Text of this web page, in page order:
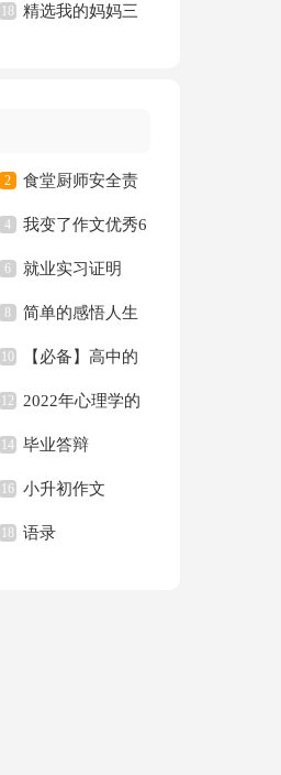
文600字合集8篇
18 精选我的妈妈三
2 食堂厨师安全责
任书
4 我变了作文优秀6
篇
6 就业实习证明
8 简单的感悟人生
的格言集锦94条
10 【必备】高中的
作文集合八篇
12 2022年心理学的
语录
14 毕业答辩
16 小升初作文
18 语录